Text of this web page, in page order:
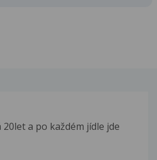
a po každém jídle jde